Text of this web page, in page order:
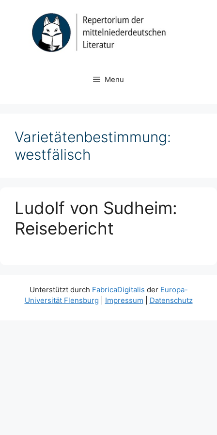
Menu
Varietätenbestimmung:
westfälisch
Ludolf von Sudheim:
Reisebericht
Unterstützt durch FabricaDigitalis der Europa-
Universität Flensburg
Impressum Datenschutz